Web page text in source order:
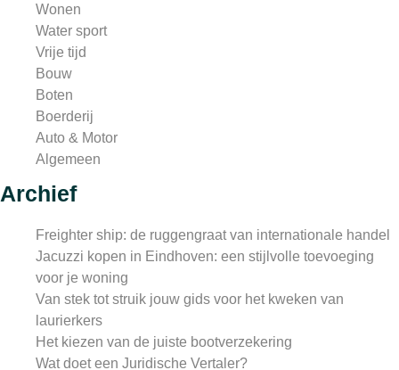
Wonen
Water sport
Vrije tijd
Bouw
Boten
Boerderij
Auto & Motor
Algemeen
Archief
Freighter ship: de ruggengraat van internationale handel
Jacuzzi kopen in Eindhoven: een stijlvolle toevoeging
voor je woning
Van stek tot struik jouw gids voor het kweken van
laurierkers
Het kiezen van de juiste bootverzekering
Wat doet een Juridische Vertaler?